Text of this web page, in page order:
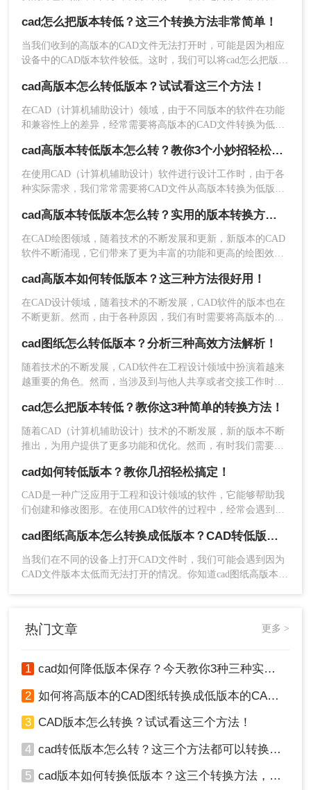
如果您不想安装额外的软件，还可以选择使用在线
CAD版本转换工具。这些工具无需下载和安装，只
CAD版本转换操作为例。
具体操作步骤如下：
1、打开在线转换链接：
换页面。
2、上传需要转换的CAD文件。
3、文件上传后，设置一下输出格式，选择要转换的
4、转换完成，点击下载即可，如果还需要继续转
换，可以点击继续添加。
旧版本的软件中打开和编辑。那么CAD转低版本怎么转呢？本
文将为您介绍几种将CAD文件转换为低版本的方法，帮助您解
决兼容性问题。
cad怎么把版本转低？这三个转换方法非常简单！
当我们收到的高版本的CAD文件无法打开时，可能是因为相应
设备中的CAD版本软件较低。这时，我们可以将cad怎么把版本
我想和大家分享一下如何cad版本转换，一起来学习一下吧。
cad高版本怎么转低版本？试试看这三个方法！
在CAD（计算机辅助设计）领域，由于不同版本的软件在功能
和兼容性上的差异，经常需要将高版本的CAD文件转换为低版
性。那么cad高版本怎么转低版本呢？以下将详细介绍几种将
CAD高版本转换为低版本的方法。
cad高版本转低版本怎么转？教你3个小妙招轻松搞定！
在使用CAD（计算机辅助设计）软件进行设计工作时，由于各
种实际需求，我们常常需要将CAD文件从高版本转换为低版
件，或者为了与团队成员共享文件而需要降低版本。那么cad高
版本转低版本怎么转呢？下面，我们将详细介绍几种CAD高版
本转低版本的方法。
cad高版本转低版本怎么转？实用的版本转换方法来了！
在CAD绘图领域，随着技术的不断发展和更新，新版本的CAD
软件不断涌现，它们带来了更为丰富的功能和更高的绘图效
版本的CAD文件转换为低版本，以便在旧版本的CAD软件中打
开和编辑。那么CAD高版本转低版本怎么转呢？本文将详细介
绍CAD高版本转低版本的转换方法，帮助您轻松应对这一需
cad高版本如何转低版本？这三种方法很好用！
在CAD设计领域，随着技术的不断发展，CAD软件的版本也在
不断更新。然而，由于各种原因，我们有时需要将高版本的
境中打开和编辑。那么cad高版本如何转低版本呢？本文将详细
介绍CAD高版本转低版本的几种方法，帮助大家高效、准确地
完成这一操作。
cad图纸怎么转低版本？分析三种高效方法解析！
随着技术的不断发展，CAD软件在工程设计领域中扮演着越来
越重要的角色。然而，当涉及到与他人共享或者交接工作时，
候，我们需要将高版本的CAD图纸转换为低版本以便于团队其
他成员或合作伙伴能够顺利打开和编辑。那么cad图纸怎么转低
版本​呢？本文将详细介绍三种将CAD图纸转换为低版本的方
法，帮助您解决版本兼容问题。
cad怎么把版本转低？教你这3种简单的转换方法！
随着CAD（计算机辅助设计）技术的不断发展，新的版本不断
推出，为用户提供了更多功能和优化。然而，有时我们需要将
或软件中打开和编辑。那么cad怎么把版本转低呢？本文将介绍
几种将高版本CAD文件转换为低版本的方法。
cad如何转低版本？教你几招轻松搞定！
CAD是一种广泛应用于工程和设计领域的软件，它能够帮助我
们创建和修改图形。在使用CAD软件的过程中，经常会遇到需
如何转低版本呢？本文将详细介绍CAD转换到低版本的方法和
注意事项。
cad图纸高版本怎么转换成低版本？CAD转低版本的两种方法
当我们在不同的设备上打开CAD文件时，我们可能会遇到因为
CAD文件版本太低而无法打开的情况。你知道cad图纸高版本怎
热门文章 更多 >
1 cad如何降低版本保存？今天教你3种三种实用方法对比！
2 如何将高版本的CAD图纸转换成低版本的CAD图纸？3种实用方法对比！
3 CAD版本怎么转换？试试看这三个方法！
4 cad转低版本怎么转？这三个方法都可以转换版本！
5 cad版本如何转换低版本？这三个转换方法，你一定要学会！